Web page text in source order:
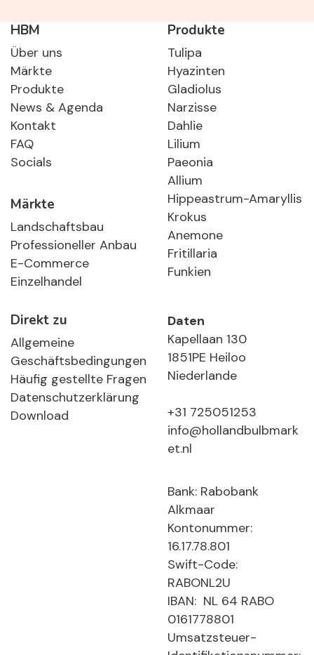
HBM
Über uns
Märkte
Produkte
News & Agenda
Kontakt
FAQ
Socials
Märkte
Landschaftsbau
Professioneller Anbau
E-Commerce
Einzelhandel
Produkte
Tulipa
Hyazinten
Gladiolus
Narzisse
Dahlie
Lilium
Paeonia
Allium
Hippeastrum-Amaryllis
Krokus
Anemone
Fritillaria
Funkien
Direkt zu
Allgemeine
Geschäftsbedingungen
Häufig gestellte Fragen
Datenschutzerklärung
Download
Daten
Kapellaan 130
1851PE Heiloo
Niederlande
+31 725051253
info@hollandbulbmark
et.nl
Bank: Rabobank
Alkmaar
Kontonummer:
16.17.78.801
Swift-Code:
RABONL2U
IBAN: NL 64 RABO
0161778801
Umsatzsteuer-